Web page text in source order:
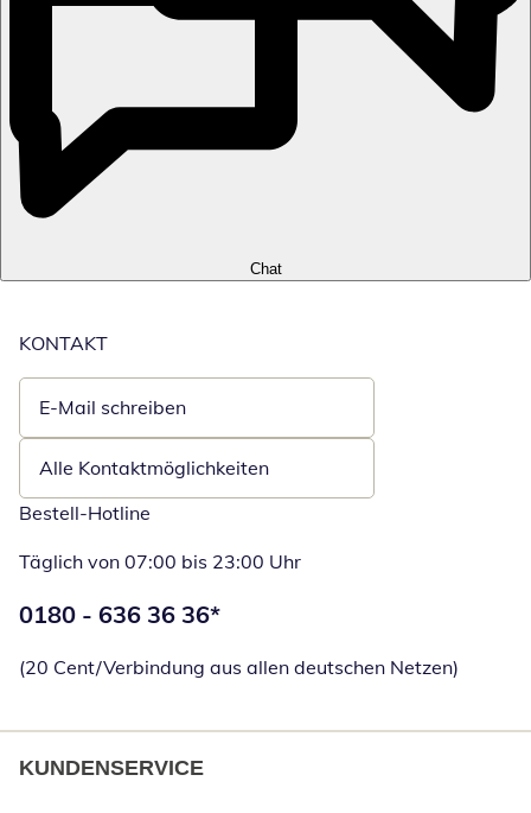
Chat
KONTAKT
E-Mail schreiben
Öffnet E-Mail-Client
Alle Kontaktmöglichkeiten
Bestell-Hotline
Täglich von 07:00 bis 23:00 Uhr
Telefonnummer:
0180 - 636 36 36*
(20 Cent/Verbindung aus allen deutschen Netzen)
KUNDENSERVICE